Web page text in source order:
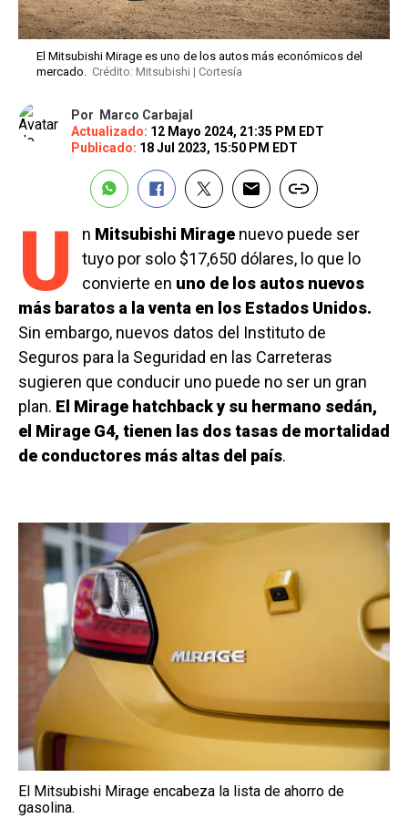
El Mitsubishi Mirage es uno de los autos más económicos del
mercado. Crédito: Mitsubishi | Cortesía
Por Marco Carbajal
Actualizado: 12 Mayo 2024, 21:35 PM EDT
Publicado: 18 Jul 2023, 15:50 PM EDT
U n Mitsubishi Mirage nuevo puede ser
tuyo por solo $17,650 dólares, lo que lo
convierte en uno de los autos nuevos
más baratos a la venta en los Estados Unidos.
Sin embargo, nuevos datos del Instituto de
Seguros para la Seguridad en las Carreteras
sugieren que conducir uno puede no ser un gran
plan. El Mirage hatchback y su hermano sedán,
el Mirage G4, tienen las dos tasas de mortalidad
de conductores más altas del país.
El Mitsubishi Mirage encabeza la lista de ahorro de
gasolina.